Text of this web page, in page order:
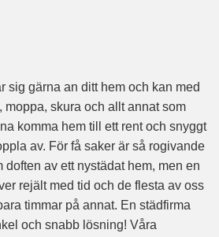
sig gärna an ditt hem och kan med
moppa, skura och allt annat som
komma hem till ett rent och snyggt
av. För få saker är så rogivande
doften av ett nystädat hem, men en
rejält med tid och de flesta av oss
timmar på annat. En städfirma
och snabb lösning! Våra